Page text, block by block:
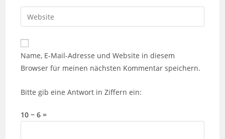
zum
Kommentieren
ein
E-
Mail-
zum
Kommentieren
ein
Gib
deine
Website-
URL
Name, E-Mail-Adresse und Website in diesem
Browser für meinen nächsten Kommentar speichern.
Bitte gib eine Antwort in Ziffern ein:
10 − 6 =